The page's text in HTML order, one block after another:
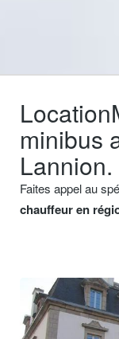
minibus
Lannion.
Faites appel au
chauffeur en